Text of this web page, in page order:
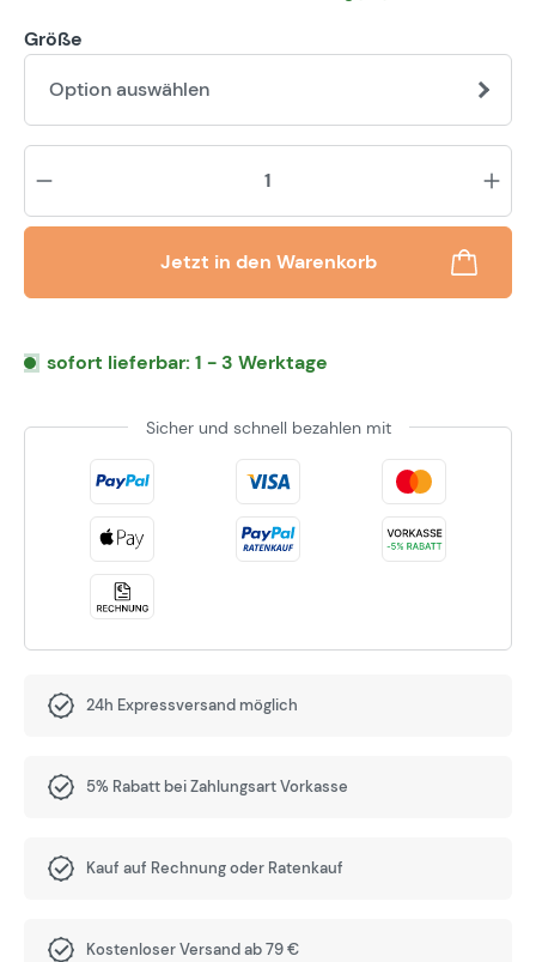
Größe
Option auswählen
Jetzt in den Warenkorb
sofort lieferbar: 1 - 3 Werktage
Sicher und schnell bezahlen mit
24h Expressversand möglich
5% Rabatt bei Zahlungsart Vorkasse
Kauf auf Rechnung oder Ratenkauf
Kostenloser Versand ab 79 €